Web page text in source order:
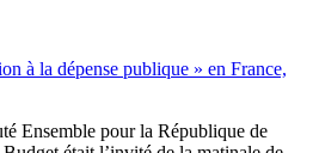
à la dépense publique » en France,
Ensemble pour la République de